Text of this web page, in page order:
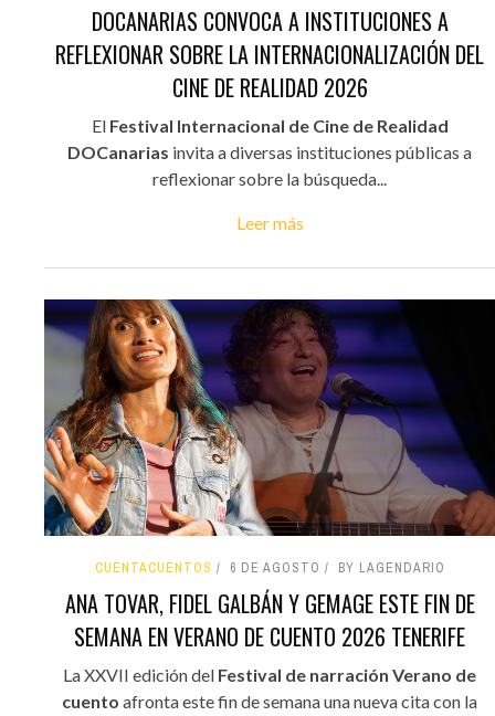
DOCANARIAS CONVOCA A INSTITUCIONES A
REFLEXIONAR SOBRE LA INTERNACIONALIZACIÓN DEL
CINE DE REALIDAD 2026
El Festival Internacional de Cine de Realidad
DOCanarias invita a diversas instituciones públicas a
reflexionar sobre la búsqueda...
Leer más
CUENTACUENTOS 6 DE AGOSTO BY LAGENDARIO
ANA TOVAR, FIDEL GALBÁN Y GEMAGE ESTE FIN DE
SEMANA EN VERANO DE CUENTO 2026 TENERIFE
La XXVII edición del Festival de narración Verano de
cuento afronta este fin de semana una nueva cita con la